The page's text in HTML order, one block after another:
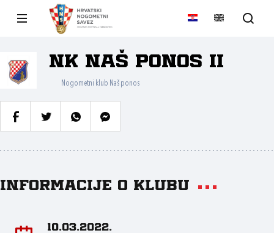
NK Naš ponos II
Nogometni klub Naš ponos
Informacije o klubu
10.03.2022.